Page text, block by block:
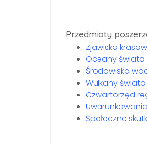
Przedmioty
Zjawiska
Oceany świata
Środowisko
Wulkany świata
Czwartorzęd
Społeczne